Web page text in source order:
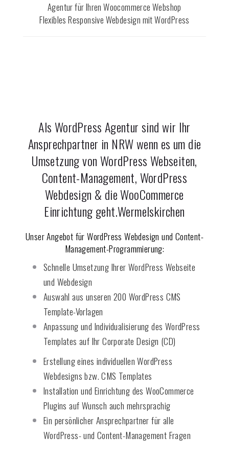
Agentur für Ihren Woocommerce Webshop
Flexibles Responsive Webdesign mit WordPress
Als WordPress Agentur sind wir Ihr
Ansprechpartner in NRW wenn es um die
Umsetzung von WordPress Webseiten,
Content-Management, WordPress
Webdesign & die WooCommerce
Einrichtung geht.Wermelskirchen
Unser Angebot für WordPress Webdesign und Content-
Management-Programmierung:
Schnelle Umsetzung Ihrer WordPress Webseite
und Webdesign
Auswahl aus unseren 200 WordPress CMS
Template-Vorlagen
Anpassung und Individualisierung des WordPress
Templates auf Ihr Corporate Design (CD)
Erstellung eines individuellen WordPress
Webdesigns bzw. CMS Templates
Installation und Einrichtung des WooCommerce
Plugins auf Wunsch auch mehrsprachig
Ein persönlicher Ansprechpartner für alle
WordPress- und Content-Management Fragen